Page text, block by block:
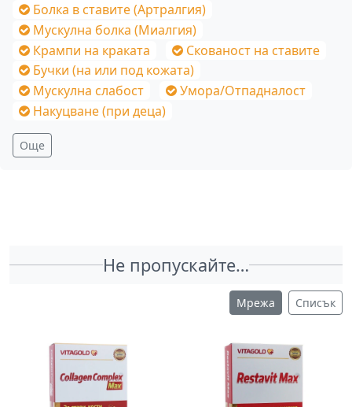
Болка в ставите (Артралгия)
Мускулна болка (Миалгия)
Крампи на краката
Скованост на ставите
Бучки (на или под кожата)
Мускулна слабост
Умора/Отпадналост
Накуцване (при деца)
Още
Не пропускайте…
Мрежа Списък